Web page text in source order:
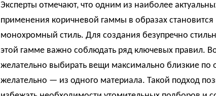
Эксперты отмечают, что одним из наиболее
применения коричневой гаммы в образах становится
монохромный стиль. Для создания безупречно
этой гамме важно соблюдать ряд ключевых правил.
желательно выбирать вещи максимально близкие по
желательно — из одного материала. Такой подход